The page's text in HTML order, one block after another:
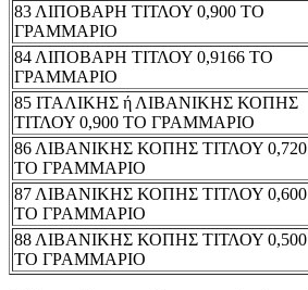
83 ΛΙΠΟΒΑΡΗ ΤΙΤΛΟΥ 0,900 ΤΟ
ΓΡΑΜΜΑΡΙΟ
84 ΛΙΠΟΒΑΡΗ ΤΙΤΛΟΥ 0,9166 ΤΟ
ΓΡΑΜΜΑΡΙΟ
85 ΙΤΑΛΙΚΗΣ ή ΛΙΒΑΝΙΚΗΣ ΚΟΠΗΣ
ΤΙΤΛΟΥ 0,900 ΤΟ ΓΡΑΜΜΑΡΙΟ
86 ΛΙΒΑΝΙΚΗΣ ΚΟΠΗΣ ΤΙΤΛΟΥ 0,720
ΤΟ ΓΡΑΜΜΑΡΙΟ
87 ΛΙΒΑΝΙΚΗΣ ΚΟΠΗΣ ΤΙΤΛΟΥ 0,600
ΤΟ ΓΡΑΜΜΑΡΙΟ
88 ΛΙΒΑΝΙΚΗΣ ΚΟΠΗΣ ΤΙΤΛΟΥ 0,500
ΤΟ ΓΡΑΜΜΑΡΙΟ